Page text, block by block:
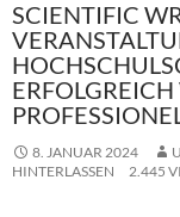
SCIENTIFIC
8. JANUAR 2024
HINTERLASSEN
2.445